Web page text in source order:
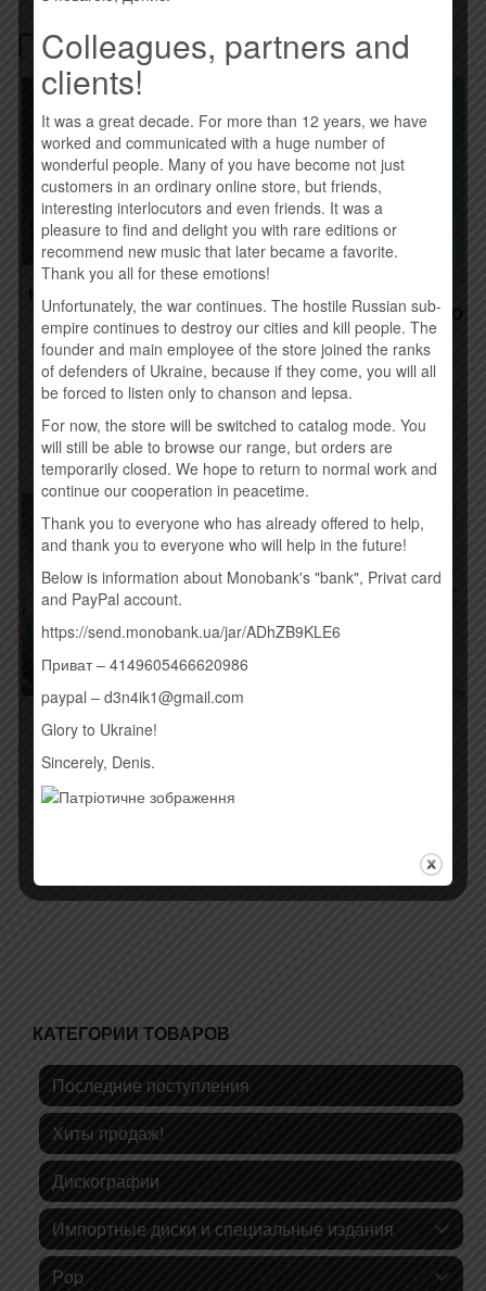
Похожие товары
КОНТРАБАНДА.COM.UA –
DREAMER (2015)
260,00грн.
Купить
АНТИТІЛА – ВСЕ КРАСИВО
(2015)
245,00грн.
Временно нет
НЕ СМІЄ БУТИ В НАС
СТРАХУ (ПІСНІ
ВИЗВОЛЬНИХ ЗМАГАНЬ
УКРАЇНСЬКОГО
190,00грн.
КАТЕГОРИИ ТОВАРОВ
Последние поступления
Хиты продаж!
Дискографии
Импортные диски и специальные издания
Pop
Colleagues, partners and
clients!
It was a great decade. For more than 12 years, we have
worked and communicated with a huge number of
wonderful people. Many of you have become not just
customers in an ordinary online store, but friends,
interesting interlocutors and even friends. It was a
pleasure to find and delight you with rare editions or
recommend new music that later became a favorite.
Thank you all for these emotions!
Unfortunately, the war continues. The hostile Russian sub-
empire continues to destroy our cities and kill people. The
founder and main employee of the store joined the ranks
of defenders of Ukraine, because if they come, you will all
be forced to listen only to chanson and lepsa.
For now, the store will be switched to catalog mode. You
will still be able to browse our range, but orders are
temporarily closed. We hope to return to normal work and
continue our cooperation in peacetime.
Thank you to everyone who has already offered to help,
and thank you to everyone who will help in the future!
Below is information about Monobank's "bank", Privat card
and PayPal account.
https://send.monobank.ua/jar/ADhZB9KLE6
Приват – 4149605466620986
paypal – d3n4ik1@gmail.com
Glory to Ukraine!
Sincerely, Denis.